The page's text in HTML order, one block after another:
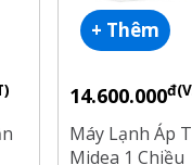
+ Thêm
14.600.000
Máy Lạnh Áp
Midea 1 Chiều